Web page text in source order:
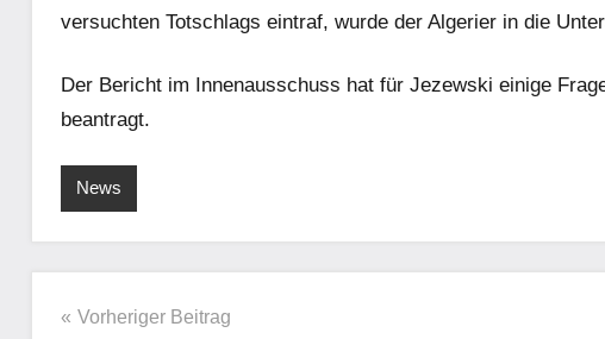
versuchten Totschlags eintraf, wurde der Algerier in die
Der Bericht im Innenausschuss hat für Jezewski einige
beantragt.
News
Beitragsnavigation
Vorheriger Beitrag